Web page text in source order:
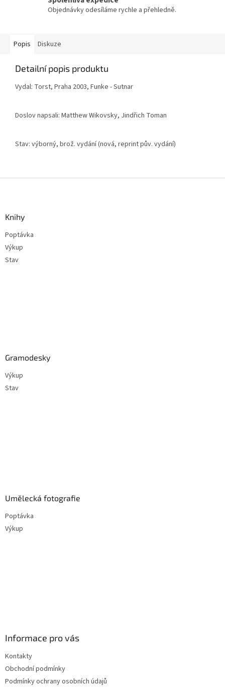
Objednávky odesíláme rychle a přehledně.
Popis Diskuze
Detailní popis produktu
Vydal: Torst, Praha 2003, Funke - Sutnar
Doslov napsali: Matthew Wikovsky, Jindřich Toman
Stav: výborný, brož. vydání (nová, reprint pův. vydání)
Knihy
Poptávka
Výkup
Stav
Gramodesky
Výkup
Stav
Umělecká fotografie
Poptávka
Výkup
Informace pro vás
Kontakty
Obchodní podmínky
Podmínky ochrany osobních údajů